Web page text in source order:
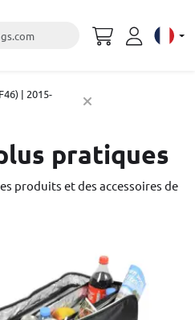
Select
| 2015-
pratiques
produits et des accessoires de